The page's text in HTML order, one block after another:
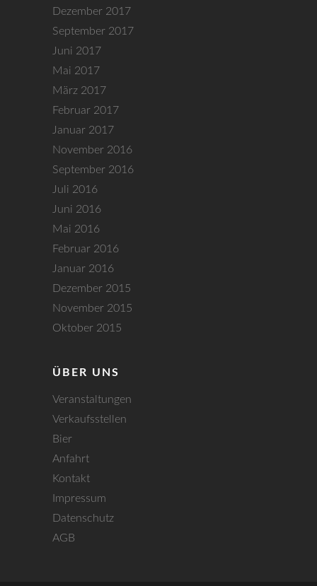
Dezember 2017
September 2017
Juni 2017
Mai 2017
März 2017
Februar 2017
Januar 2017
November 2016
September 2016
Juli 2016
Juni 2016
Mai 2016
Februar 2016
Januar 2016
Dezember 2015
November 2015
Oktober 2015
ÜBER UNS
Veranstaltungen
Verkaufsstellen
Bier
Anfahrt
Kontakt
Impressum
Datenschutz
AGB